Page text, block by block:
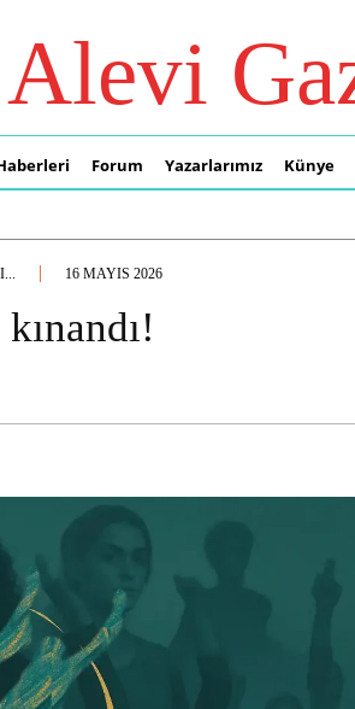
Alevi
Forum Yazarlarımız Künye
16 MAYIS 2026